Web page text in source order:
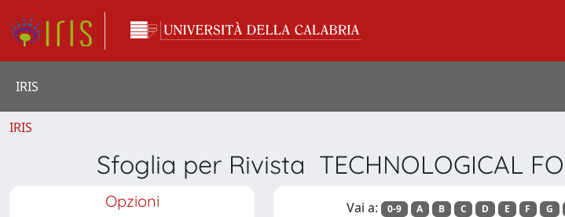
IRIS
IRIS
Sfoglia per Rivista TECHNOLOGICAL
Opzioni Vai a: 0-9 A B C D E F G